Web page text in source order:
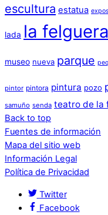
escultura estatua
lada la felguera
museo nueva parque
pintor pintora pintura pozo
samuño senda teatro de la
Back to top
Fuentes de información
Mapa del sitio web
Información Legal
Política de Privacidad
Twitter
Facebook